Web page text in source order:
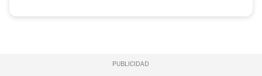
PUBLICIDAD